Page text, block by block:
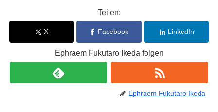
Teilen:
X Facebook LinkedIn
Ephraem Fukutaro Ikeda folgen
Ephraem Fukutaro Ikeda